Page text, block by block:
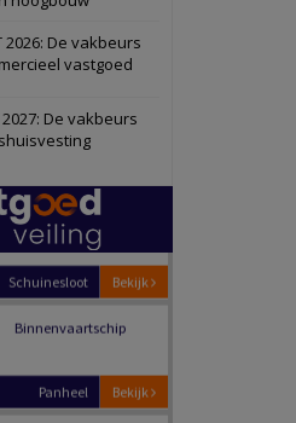
2026: De vakbeurs
vastgoed
2027: De vakbeurs
Schiedam
Attractiepark
Bekijk
Oranje
bedrijventerrein
Schuinesloot
Binnenvaartschip
Voormalig
politiebureau